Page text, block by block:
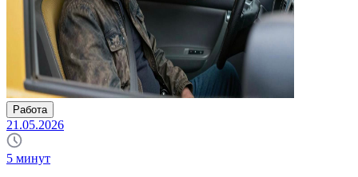
Работа
21.05.2026
5 минут